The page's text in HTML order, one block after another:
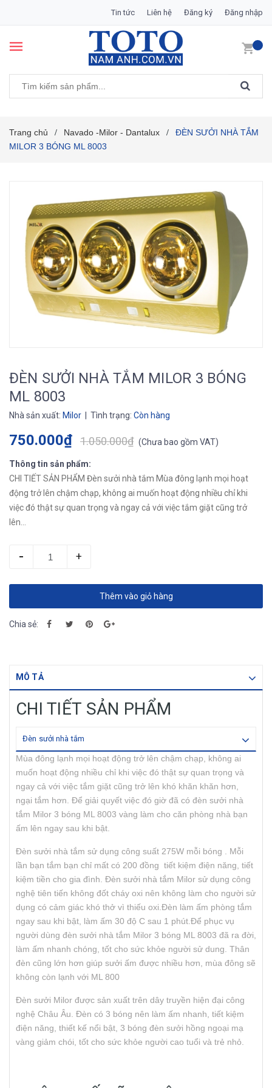
Tin tức Liên hệ Đăng ký Đăng nhập
Trang chủ / Navado -Milor - Dantalux /
ĐÈN SƯỞI NHÀ TẮM
MILOR 3 BÓNG ML 8003
ĐÈN SƯỞI NHÀ TẮM MILOR 3 BÓNG
ML 8003
Nhà sản xuất: Milor | Tình trạng: Còn hàng
750.000₫ 1.050.000₫ (Chưa bao gồm VAT)
Thông tin sản phẩm:
CHI TIẾT SẢN PHẨM Đèn sưởi nhà tắm Mùa đông lạnh mọi hoạt
động trở lên chậm chạp, không ai muốn hoạt động nhiều chỉ khi
việc đó thật sự quan trọng và ngay cả với việc tắm giặt cũng trở
lên...
- +
Thêm vào giỏ hàng
Chia sẻ:
MÔ TẢ
CHI TIẾT SẢN PHẨM
Đèn sưởi nhà tắm
Mùa đông lạnh mọi hoạt động trở lên chậm chạp, không ai
muốn hoạt động nhiều chỉ khi việc đó thật sự quan trọng và
ngay cả với việc tắm giặt cũng trở lên khó khăn khăn hơn,
ngại tắm hơn. Để giải quyết việc đó giờ đã có đèn sưởi nhà
tắm Milor 3 bóng ML 8003 vàng làm cho căn phòng nhà bạn
ấm lên ngay sau khi bật.
Đèn sưởi nhà tắm sử dụng công suất 275W mỗi bóng . Mỗi
lần bạn tắm bạn chỉ mất có 200 đồng tiết kiệm điện năng, tiết
kiệm tiền cho gia đình. Đèn sưởi nhà tắm Milor sử dụng công
nghệ tiên tiến không đốt cháy oxi nên không làm cho người sử
dụng có cảm giác khó thở vì thiếu oxi.Đèn làm ấm phòng tắm
ngay sau khi bật, làm ấm 30 độ C sau 1 phút.Để phục vụ
người dùng đèn sưởi nhà tắm Milor 3 bóng ML 8003 đã ra đời,
làm ấm nhanh chóng, tốt cho sức khỏe người sử dung. Thân
đèn cũng lớn hơn giúp sưởi ấm được nhiều hơn, mùa đông sẽ
không còn lạnh với ML 800
Đèn sưởi Milor được sản xuất trên dây truyền hiện đại công
nghệ Châu Âu. Đèn có 3 bóng nên làm ấm nhanh, tiết kiệm
điện năng, thiết kế nổi bật, 3 bóng đèn sưởi hồng ngoại mạ
vàng giảm chói, tốt cho sức khỏe người cao tuổi và trẻ nhỏ.